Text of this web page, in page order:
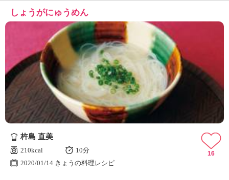
しょうがにゅうめん
杵島 直美
210kcal
10分
2020/01/14 きょうの料理レシピ
16